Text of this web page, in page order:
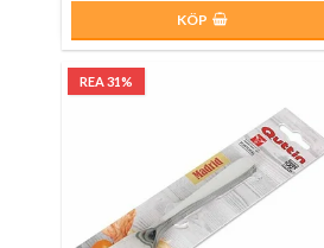
KÖP
REA 31%